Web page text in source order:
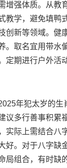
增强体质。从教
教学，避免填鸭
创新等领域。健
。取名宜用带水
定期进行户外活
年犯太岁的生
议多行善事积累
实际上需结合八
好。对于八字缺
局组合，有时缺